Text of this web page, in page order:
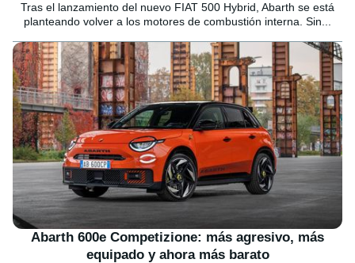
Tras el lanzamiento del nuevo FIAT 500 Hybrid, Abarth se está
planteando volver a los motores de combustión interna. Sin...
Abarth 600e Competizione: más agresivo, más
equipado y ahora más barato